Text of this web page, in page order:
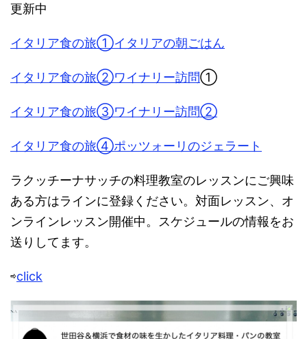
更新中
イタリア食の旅①イタリアの朝ごはん
イタリア食の旅②ワイナリー訪問①
イタリア食の旅③ワイナリー訪問②
イタリア食の旅④ポッツォーリのジェラート
ラクッチーナサッチの料理教室のレッスンにご興味
ある方はラインに登録ください。対面レッスン、オ
ンラインレッスン開催中。スケジュールの情報をお
送りしてます。
⇨click